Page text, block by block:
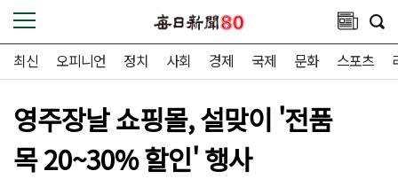
최신 오피니언 정치 사회 경제 국제 문화 스포츠
영주장날 쇼핑몰, 설맞이 '전품
목 20~30% 할인' 행사